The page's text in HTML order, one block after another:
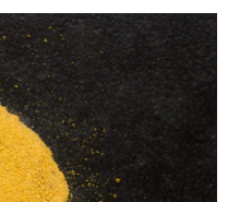
ΤΏΡΑ